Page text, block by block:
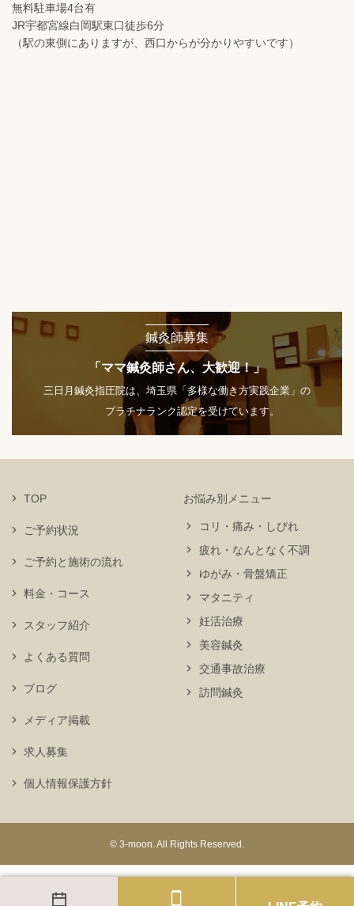
無料駐車場4台有
JR宇都宮線白岡駅東口徒歩6分
（駅の東側にありますが、西口からが分かりやすいです）
鍼灸師募集
「ママ鍼灸師さん、大歓迎！」
三日月鍼灸指圧院は、埼玉県「多様な働き方実践企業」の
プラチナランク認定を受けています。
TOP
ご予約状況
お悩み別メニュー
コリ・痛み・しびれ
疲れ・なんとなく不調
ゆがみ・骨盤矯正
マタニティ
妊活治療
美容鍼灸
交通事故治療
訪問鍼灸
ご予約と施術の流れ
料金・コース
スタッフ紹介
よくある質問
ブログ
メディア掲載
求人募集
個人情報保護方針
© 3-moon. All Rights Reserved.